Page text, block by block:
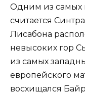
Одним из самых
считается
Лисабона
невысоких гор
из самых
европейского
восхищался